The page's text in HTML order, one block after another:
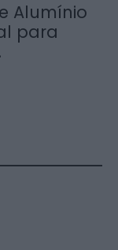
Alumínio
para